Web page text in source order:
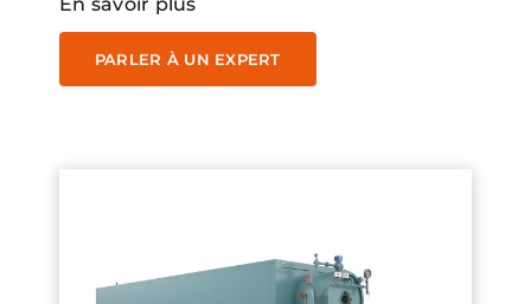
PARLER À UN EXPERT